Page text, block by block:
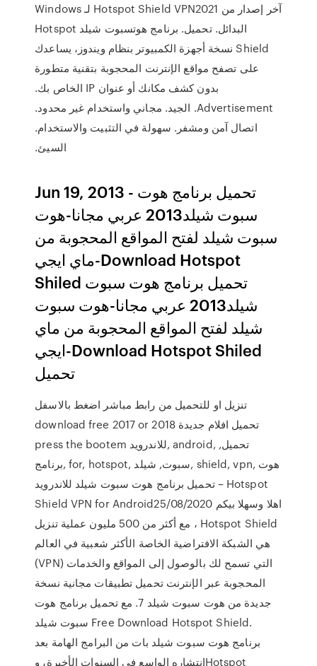
آخر إصدار من Hotspot Shield VPN2021 لـ Windows
البدائل. تحميل. برنامج هوتسبوت شيلد Hotspot
Shield نسخة أجهزة الكمبيوتر بنظام ويندوز، يساعدك
على تصفح مواقع الإنترنت المحجوبة بتقنية متطورة
بدون كشف مكانك أو عنوان IP الخاص بك.
Advertisement. الجيد. مجاني واستخدام غير محدود.
اتصال آمن ومشفر. سهولة في التثبيت والاستخدام.
السيئ.
Jun 19, 2013 - تحميل برنامج هوت
سبوت شيلد2013 عربي مجانا-هوت
سبوت شيلد لفتح المواقع المحجوبة من
ماي ايجي-Download Hotspot
Shiled تحميل برنامج هوت سبوت
شيلد2013 عربي مجانا-هوت سبوت
شيلد لفتح المواقع المحجوبة من ماي
ايجي-Download Hotspot Shiled
تحميل
تنزيل او للتحميل من رابط مباشر اضغط بالاسفل
download free 2017 or 2018 تحميل افلام جديدة
press the bootem للاندرويد, android, تحميل,
برنامج, for, hotspot, سبوت, شيلد, shield, vpn, هوت
تحميل برنامج هوت سبوت شيلد للاندرويد – Hotspot
Shield VPN for Androidاهلا وسهلا بيكم 25/08/2020
مع أكثر من 500 مليون عملية تنزيل ، Hotspot Shield
هي الشبكة الافتراضية الخاصة الأكثر شعبية في العالم
(VPN) التي تسمح لك بالوصول إلى المواقع والخدمات
المحجوبة عبر الإنترنت تحميل تطبيقات مجانية نسخة
جديدة من هوت سبوت شيلد 7. مع تحميل برنامج هوت
سبوت شيلد Free Download Hotspot Shield.
برنامج هوت سبوت شيلد بات من البرامج الهامة بعد
انتشاره الواسع في السنوات الأخيرة، وHotspot